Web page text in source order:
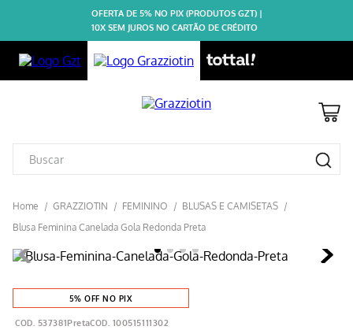
OFERTA DE 5% NO PIX (PRODUTOS GZT) |
10X SEM JUROS NO CARTÃO DE CRÉDITO
GRAZZIOTIN FEMININO
BLUSAS E CAMISETAS
Blusa Feminina Canelada Gola Redonda Preta
5% OFF NO PIX
537381Preta 100515111302